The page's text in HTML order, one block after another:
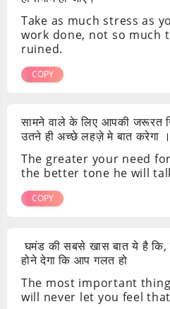
Take as much stress as
work done, not so much
ruined.
COPY
सामने वाले के लिए आपकी जरूरत
उतने ही अच्छे लहज़े मे बात करेगा ।
The greater your need
the better tone he will
COPY
घमंड की सबसे खास बात ये है
होने देगा कि आप गलत हो
The most important
will never let you feel